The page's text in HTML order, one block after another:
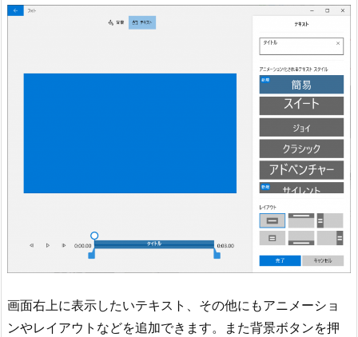
画面右上に表示したいテキスト、その他にもアニメーショ
ンやレイアウトなどを追加できます。また背景ボタンを押